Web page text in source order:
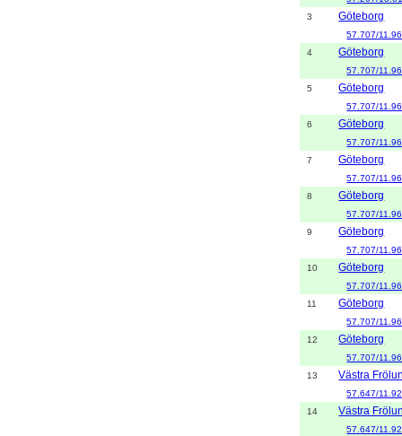
3
Göteborg
57.707/
4
Göteborg
57.707/
5
Göteborg
57.707/
6
Göteborg
57.707/
7
Göteborg
57.707/
8
Göteborg
57.707/
9
Göteborg
57.707/
10
Göteborg
57.707/
11
Göteborg
57.707/
12
Göteborg
57.707/
13
Västra
57.647/
14
Västra
57.647/